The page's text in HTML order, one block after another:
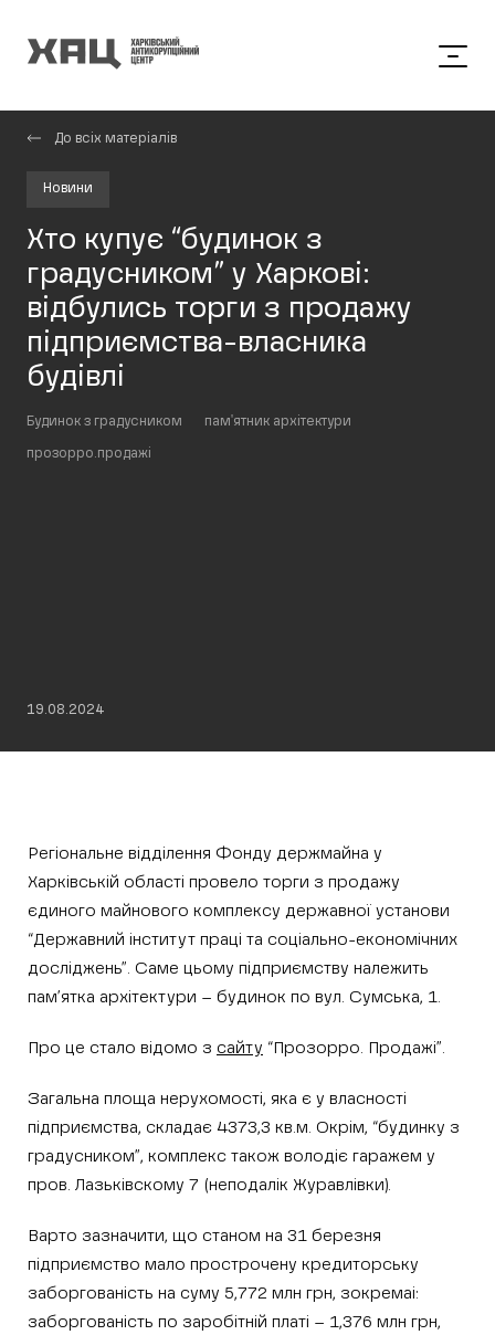
До всіх матеріалів
Новини
Хто купує “будинок з
градусником” у Харкові:
відбулись торги з продажу
підприємства-власника
будівлі
Будинок з градусником пам'ятник архітектури
прозорро.продажі
19.08.2024
Регіональне відділення Фонду держмайна у
Харківській області провело торги з продажу
єдиного майнового комплексу державної установи
“Державний інститут праці та соціально-економічних
досліджень”. Саме цьому підприємству належить
пам’ятка архітектури – будинок по вул. Сумська, 1.
Про це стало відомо з сайту “Прозорро. Продажі”.
Загальна площа нерухомості, яка є у власності
підприємства, складає 4373,3 кв.м. Окрім, “будинку з
градусником”, комплекс також володіє гаражем у
пров. Лазьківскому 7 (неподалік Журавлівки).
Варто зазначити, що станом на 31 березня
підприємство мало прострочену кредиторську
заборгованість на суму 5,772 млн грн, зокремаі:
заборгованість по заробітній платі – 1,376 млн грн,